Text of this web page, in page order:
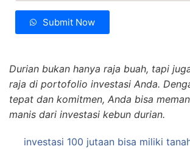
Submit Now
Durian bukan hanya raja buah, tapi
raja di portofolio investasi Anda.
tepat dan komitmen, Anda bisa
manis dari investasi kebun durian.
investasi 100 jutaan bisa miliki